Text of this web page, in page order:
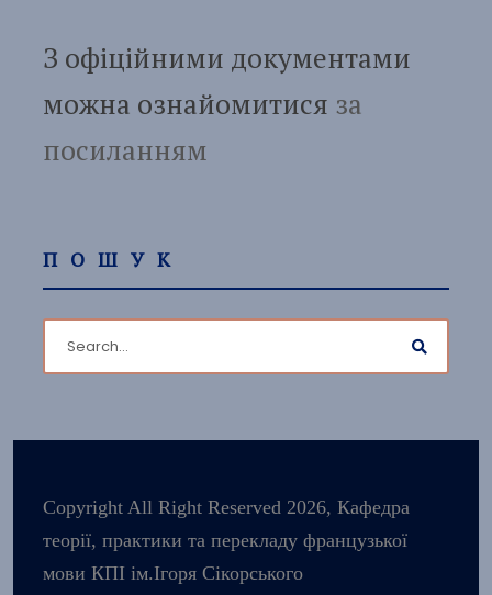
З офіційними документами
можна ознайомитися за
посиланням
ПОШУК
Copyright All Right Reserved 2026, Кафедра
теорії, практики та перекладу французької
мови КПІ ім.Ігоря Сікорського